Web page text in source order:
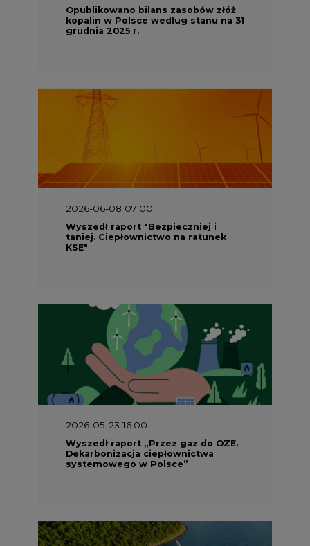
Opublikowano bilans zasobów złóż
kopalin w Polsce według stanu na 31
grudnia 2025 r.
2026-06-08 07:00
Wyszedł raport "Bezpieczniej i
taniej. Ciepłownictwo na ratunek
KSE"
2026-05-23 16:00
Wyszedł raport „Przez gaz do OZE.
Dekarbonizacja ciepłownictwa
systemowego w Polsce”